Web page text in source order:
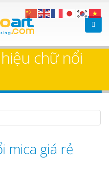
chữ nổi
mica giá rẻ
tại
Làm Biển
Làm biển
Thuận An